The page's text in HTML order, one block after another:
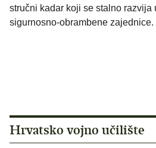
stručni kadar koji se stalno razvija
sigurnosno-obrambene zajednice.
Hrvatsko vojno učilište